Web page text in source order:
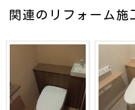
関連のリフォーム施